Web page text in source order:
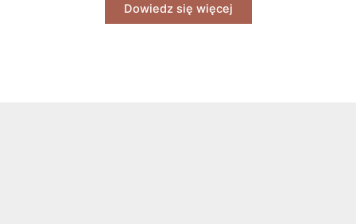
Dowiedz się więcej